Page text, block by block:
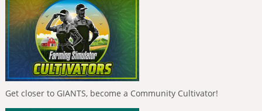
Get closer to GIANTS, become a Community Cultivator!